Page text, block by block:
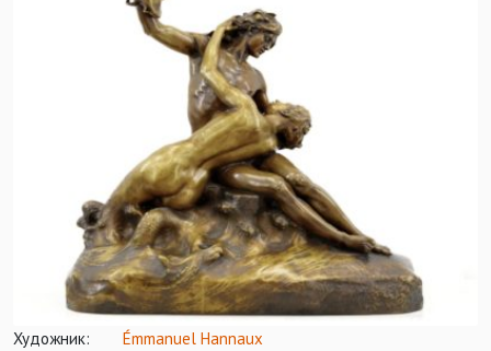
Художник:
Émmanuel Hannaux